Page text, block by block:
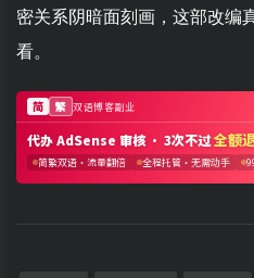
密关系阴暗面刻画，这部改编
看。